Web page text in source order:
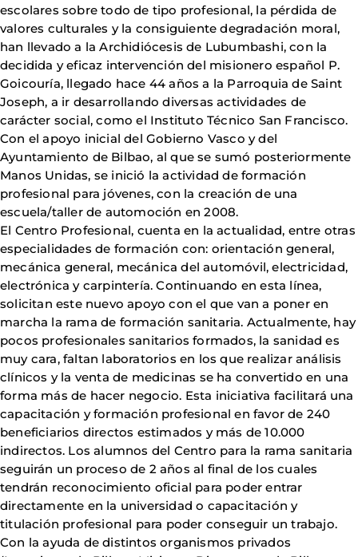
escolares sobre todo de tipo profesional, la pérdida de
valores culturales y la consiguiente degradación moral,
han llevado a la Archidiócesis de Lubumbashi, con la
decidida y eficaz intervención del misionero español P.
Goicouría, llegado hace 44 años a la Parroquia de Saint
Joseph, a ir desarrollando diversas actividades de
carácter social, como el Instituto Técnico San Francisco.
Con el apoyo inicial del Gobierno Vasco y del
Ayuntamiento de Bilbao, al que se sumó posteriormente
Manos Unidas, se inició la actividad de formación
profesional para jóvenes, con la creación de una
escuela/taller de automoción en 2008.
El Centro Profesional, cuenta en la actualidad, entre otras
especialidades de formación con: orientación general,
mecánica general, mecánica del automóvil, electricidad,
electrónica y carpintería. Continuando en esta línea,
solicitan este nuevo apoyo con el que van a poner en
marcha la rama de formación sanitaria. Actualmente, hay
pocos profesionales sanitarios formados, la sanidad es
muy cara, faltan laboratorios en los que realizar análisis
clínicos y la venta de medicinas se ha convertido en una
forma más de hacer negocio. Esta iniciativa facilitará una
capacitación y formación profesional en favor de 240
beneficiarios directos estimados y más de 10.000
indirectos. Los alumnos del Centro para la rama sanitaria
seguirán un proceso de 2 años al final de los cuales
tendrán reconocimiento oficial para poder entrar
directamente en la universidad o capacitación y
titulación profesional para poder conseguir un trabajo.
Con la ayuda de distintos organismos privados